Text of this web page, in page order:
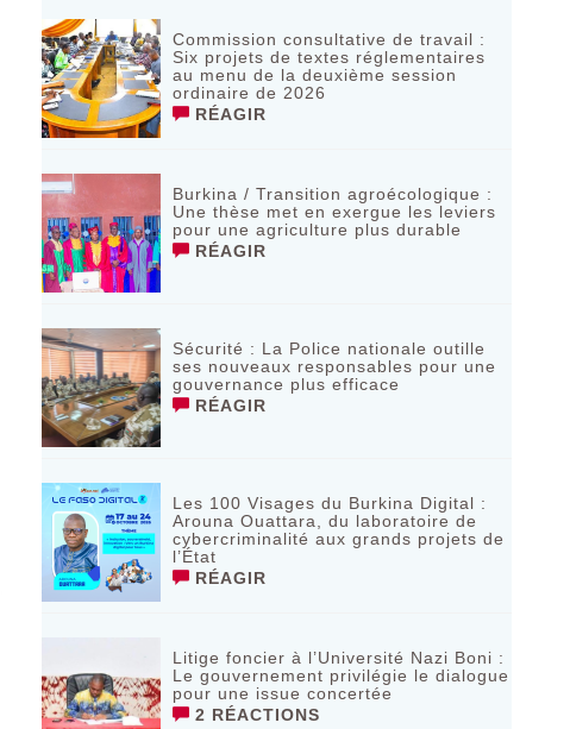
Commission consultative de travail :
Six projets de textes réglementaires
au menu de la deuxième session
ordinaire de 2026
RÉAGIR
Burkina / Transition agroécologique :
Une thèse met en exergue les leviers
pour une agriculture plus durable
RÉAGIR
Sécurité : La Police nationale outille
ses nouveaux responsables pour une
gouvernance plus efficace
RÉAGIR
Les 100 Visages du Burkina Digital :
Arouna Ouattara, du laboratoire de
cybercriminalité aux grands projets de
l’État
RÉAGIR
Litige foncier à l’Université Nazi Boni :
Le gouvernement privilégie le dialogue
pour une issue concertée
2 RÉACTIONS